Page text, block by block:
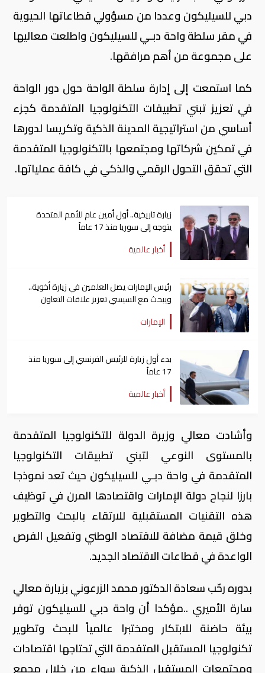
دبي للسيليكون وعددا من مسؤولي قطاعاتها الحيوية
في مقر سلطة واحة دبـي للسيليكون واطلعت معاليها
على مجموعة من أهم مرافقها.
كما استمعت إلى إدارة سلطة الواحة حول دور الواحة
في تعزيز تبني تطبيقات التكنولوجيا المتقدمة كجزء
أساسي من استراتيجية المدينة الذكية وتكريسا لدورها
في تمكين شركاتها ومجتمعها بالتكنولوجيا المتقدمة
التي تحقق التحول الرقمي والذكي في كافة عملياتها.
زيارة تاريخية.. أول أمين عام للأمم المتحدة
يتوجه إلى سوريا منذ 17 عاماً
أخبار عالمية
رئيس الإمارات يصل العلمين في زيارة أخوية..
ويبحث مع السيسي تعزيز علاقات التعاون
الإمارات
بدء أول زيارة للرئيس الفرنسي إلى سوريا منذ
17 عاماً
أخبار عالمية
وأشادت معالي وزيرة الدولة للتكنولوجيا المتقدمة
بالمستوى النوعي لتبني تطبيقات التكنولوجيا
المتقدمة في واحة دبـي للسيليكون حيث تعد نموذجا
بارزا لنجاح دولة الإمارات واقتصادها المرن في توظيف
هذه التقنيات المستقبلية للارتقاء بالبحث والتطوير
وخلق قيمة مضافة للاقتصاد الوطني وتفعيل الفرص
الواعدة في قطاعات الاقتصاد الجديد.
بدوره رحّب سعادة الدكتور محمد الزرعوني بزيارة معالي
سارة الأميري ..مؤكدا أن واحة دبي للسيليكون توفر
بيئة حاضنة للابتكار ومختبرا عالمياً للبحث وتطوير
تكنولوجيا المستقبل المتقدمة التي تحتاجها اقتصادات
ومجتمعات المستقبل الذكية سواء من خلال مجمع